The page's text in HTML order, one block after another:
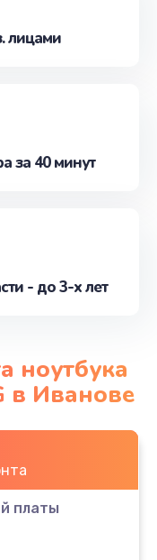
лицами
за 40 минут
- до 3-х лет
ноутбука
в Иванове
платы